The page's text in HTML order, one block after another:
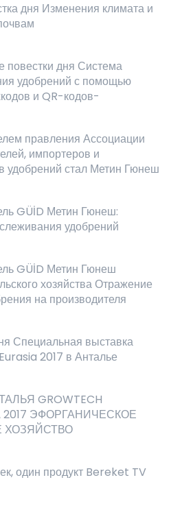
дня Изменения климата и
повестки дня Система
удобрений с помощью
и QR-кодов-
правления Ассоциации
импортеров и
удобрений стал Метин Гюнеш
GÜİD Метин Гюнеш:
удобрений
GÜİD Метин Гюнеш
хозяйства Отражение
на производителя
Специальная выставка
2017 в Анталье
GROWTECH
ЭФОРГАНИЧЕСКОЕ
ХОЗЯЙСТВО
один продукт Bereket TV